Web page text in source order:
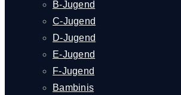
B-Jugend
C-Jugend
D-Jugend
E-Jugend
F-Jugend
Bambinis